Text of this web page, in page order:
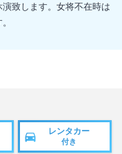
致します。女将不在時は
レンタカー
付き